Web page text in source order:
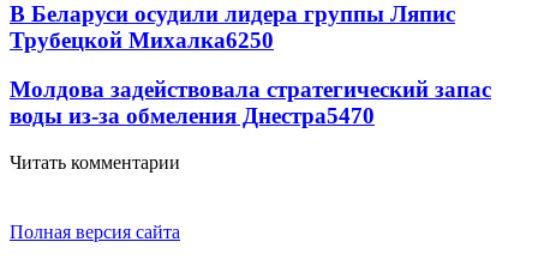
В Беларуси осудили лидера группы Ляпис
Трубецкой Михалка6250
Молдова задействовала стратегический запас
воды из-за обмеления Днестра5470
Читать комментарии
Полная версия сайта